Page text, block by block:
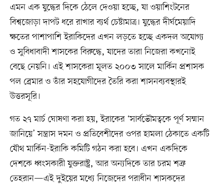
এমন এক যুদ্ধের দিকে ঠেলে দেওয়া হচ্ছে, যা ওয়াশিংটনের
বিশ্বজোড়া দাপট ধরে রাখার ব্যর্থ চেষ্টামাত্র। যুদ্ধের দীর্ঘমেয়াদি
ক্ষতের পাশাপাশি ইরাকিদের এখন লড়তে হচ্ছে একদল অযোগ্য
ও সুবিধাবাদী শাসকের বিরুদ্ধে, যাদের তারা নিজেরা কখনোই
বেছে নেয়নি। এই শাসকেরা মূলত ২০০৩ সালে মার্কিন প্রশাসক
পল ব্রেমার ও তাঁর সহযোগীদের তৈরি করা শাসনব্যবস্থারই
উত্তরসূরি।
গত ২৭ মার্চ ঘোষণা করা হয়, ইরাকের ‘সার্বভৌমত্বকে পূর্ণ সম্মান
জানিয়ে’ সন্ত্রাস দমন ও প্রতিবেশীদের ওপর হামলা ঠেকাতে একটি
যৌথ মার্কিন-ইরাকি কমিটি গঠন করা হবে। এখন একদিকে
দেশকে ধ্বংসকারী যুক্তরাষ্ট্র, আর অন্যদিকে তার চরম শত্রু
তেহরান—এই দুইয়ের মধ্যে নিজেদের পরাধীন শাসকদের